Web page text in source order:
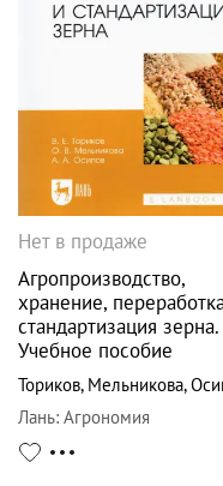
Нет в продаже
Агропроизводство,
хранение,
стандартизация зерна.
Учебное пособие
Ториков, Мельникова,
Лань: Агрономия